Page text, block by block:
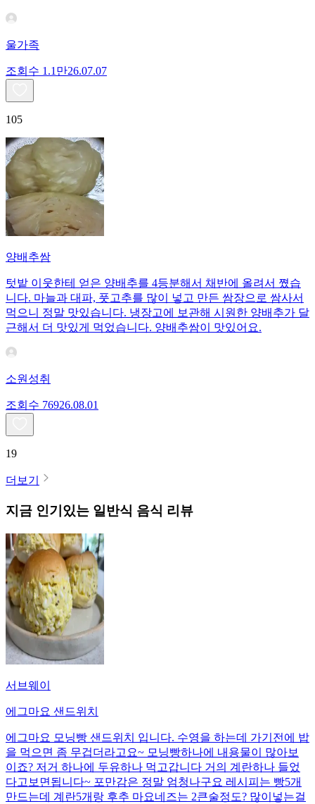
울가족
조회수 1.1만26.07.07
105
양배추쌈
텃밭 이웃한테 얻은 양배추를 4등분해서 채반에 올려서 쪘습
니다. 마늘과 대파, 풋고추를 많이 넣고 만든 쌈장으로 쌈사서
먹으니 정말 맛있습니다. 냉장고에 보관해 시원한 양배추가 달
근해서 더 맛있게 먹었습니다. 양배추쌈이 맛있어요.
소원성취
조회수 76926.08.01
19
더보기
지금 인기있는 일반식 음식 리뷰
서브웨이
에그마요 샌드위치
에그마요 모닝빵 샌드위치 입니다. 수영을 하는데 가기전에 밥
을 먹으면 좀 무겁더라고요~ 모닝빵하나에 내용물이 많아보
이죠? 저거 하나에 두유하나 먹고갑니다 거의 계란하나 들었
다고보면됩니다~ 포만감은 정말 엄청나구요 레시피는 빵5개
만드는데 계란5개랑 후추 마요네즈는 2큰술정도? 많이넣는걸